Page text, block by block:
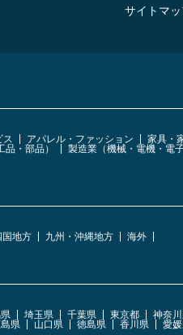
サイトマ
ス アパレル・ファッション 家具・
・部品） 製造業（機械・電機・電子
国地方 九州・沖縄地方 海外
埼玉県 千葉県 東京都 神奈
県 山口県 徳島県 香川県 愛